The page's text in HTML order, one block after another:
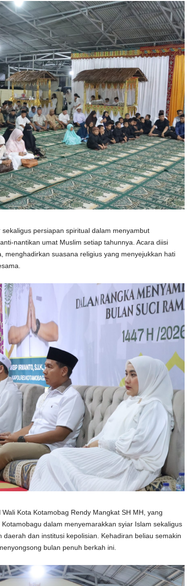
persiapan spiritual dalam menyambut
nantikan umat Muslim setiap tahunnya. Acara diisi
menghadirkan suasana religius yang menyejukkan hati
Kota Kotamobag Rendy Mangkat SH MH, yang
dalam menyemarakkan syiar Islam sekaligus
dan institusi kepolisian. Kehadiran beliau semakin
bulan penuh berkah ini.